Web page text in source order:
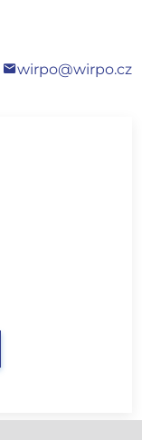
wirpo@wirpo.cz